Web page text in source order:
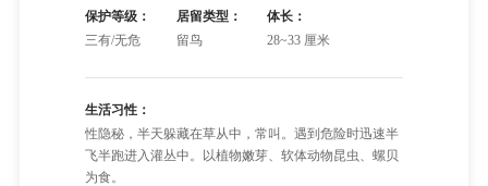
保护等级：
三有/无危
居留类型：
留鸟
体长：
28~33 厘米
生活习性：
性隐秘，半天躲藏在草从中，常叫。遇到危险时迅速半
飞半跑进入灌丛中。以植物嫩芽、软体动物昆虫、螺贝
为食。